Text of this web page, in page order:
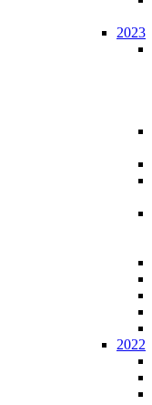
2023
2022